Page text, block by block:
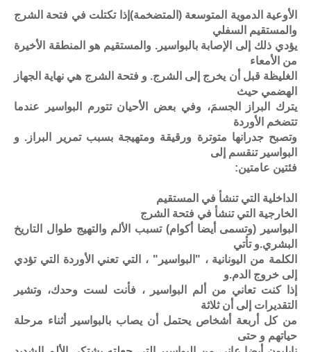
الأوعية الدموية المتوسعة (المتضخمة)إذا تكتلت في فتحة الشرج
والمستقيم السفلي
يؤدي ذلك إلى الإصابة بالبواسير. والمستقيم هو المنطقة الأخيرة
من الأمعاء
الغليظة قبل أن يخرج إلى الشرج. و فتحة الشرج هي نهاية الجهاز
الهضمي حيث
يترك البراز الجسمَ، وفي بعض الأحيان تتورم البواسير عندما
تتضخم الأوردة
وتصبح جدرانها متوترة ورقيقة ومتهيجة بسبب تمرير البراز. و
البواسير تنقسم إلى
فئتين عامتين:
الداخلية التي تنشأ في المستقيم
الخارجیة التي تنشأ في فتحة الشرج
البواسير (وتسمى أيضا أكوام) تسبب الألم والتهيج طوال التاريخ
البشري.و تأتي
الكلمة من اليونانية ، "البواسير" ، التي تعني الأوردة التي تؤدي
إلى خروج الدم.و
إذا كنت تعاني من ألم البواسير ، فأنت لست وحدك، وتشير
التقديرات إلى أن ثلاثة
من كل أربعة أشخاص يحتمل أن يصاب بالبواسير أثناء مرحلة
حياتهم و حتى